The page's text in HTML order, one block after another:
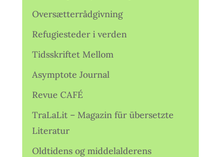
Oversætterrådgivning
Refugiesteder i verden
Tidsskriftet Mellom
Asymptote Journal
Revue CAFÉ
TraLaLit – Magazin für übersetzte
Literatur
Oldtidens og middelalderens